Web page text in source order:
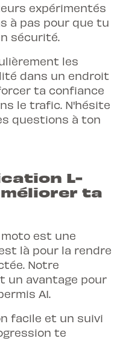
expérimentés
à pas pour que tu
sécurité.
les
dans un endroit
ta confiance
le trafic. N'hésite
questions à ton
L-
ta
est une
là pour la rendre
Notre
un avantage pour
A1.
facile et un suivi
te